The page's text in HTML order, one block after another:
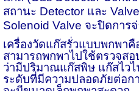
สถานะ Detector และ
Solenoid Valve จะปิดกา
เครื่องวัดแก๊สรั่วแบบพกพาคื
สามารถพกพาไปใช้ตรวจส
ว่ามีปริมาณแก๊สพิษ แก๊สไว
ระดับที่มีความปลอดภัยต่อก